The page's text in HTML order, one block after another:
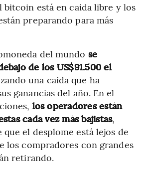
bitcoin está en caída libre y los
preparando para más
del mundo se
de los US$91.500 el
una caída que ha
ganancias del año. En el
los operadores están
cada vez más bajistas,
el desplome está lejos de
los compradores con grandes
retirando.